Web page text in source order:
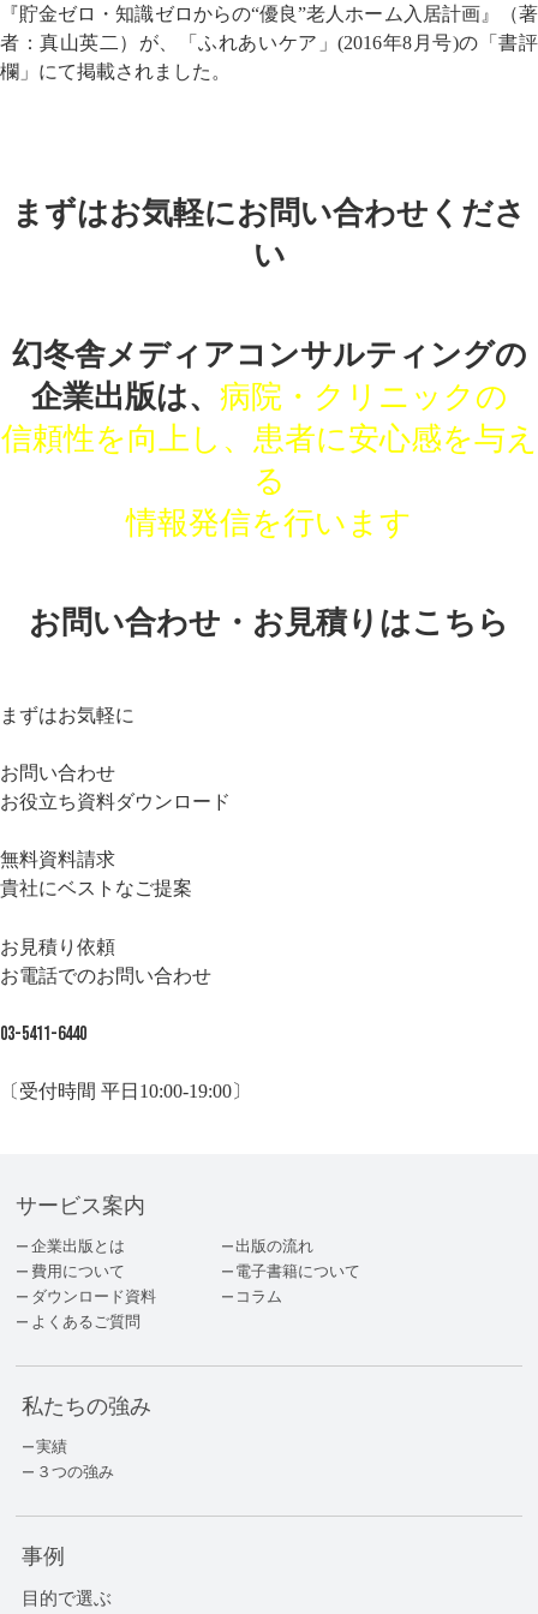
『貯金ゼロ・知識ゼロからの“優良”老人ホーム入居計画』（著
者：真山英二）が、「ふれあいケア」(2016年8月号)の「書評
欄」にて掲載されました。
まずはお気軽にお問い合わせくださ
い
幻冬舎メディアコンサルティングの
企業出版は、 病院・クリニックの
信頼性を向上し、患者に安心感を与え
る
情報発信を行います
お問い合わせ・お見積りはこちら
まずはお気軽に
お問い合わせ
お役立ち資料ダウンロード
無料資料請求
貴社にベストなご提案
お見積り依頼
お電話でのお問い合わせ
03-5411-6440
〔受付時間 平日10:00-19:00〕
サービス案内
企業出版とは
出版の流れ
費用について
電子書籍について
ダウンロード資料
コラム
よくあるご質問
私たちの強み
実績
３つの強み
事例
目的で選ぶ